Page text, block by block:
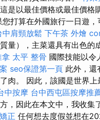
是以最佳價格或最佳價格
打算在外國旅行一日遊
中肩頸放鬆 下午茶 外燴
量），主菜還具有出色
拿 太平 整骨 國際技能以令
seo保證第一頁 此外，還
肉。 因此，該國是世界
中按摩 台中西屯區按摩推
，因此在本文中，我收集
正 任何想去度假並想在